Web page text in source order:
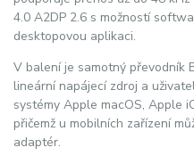
4.0 A2DP 2.6 s možností
desktopovou aplikaci.
V balení je samotný převodník
lineární napájecí zdroj a
systémy Apple macOS, Apple
přičemž u mobilních zařízení
adaptér.